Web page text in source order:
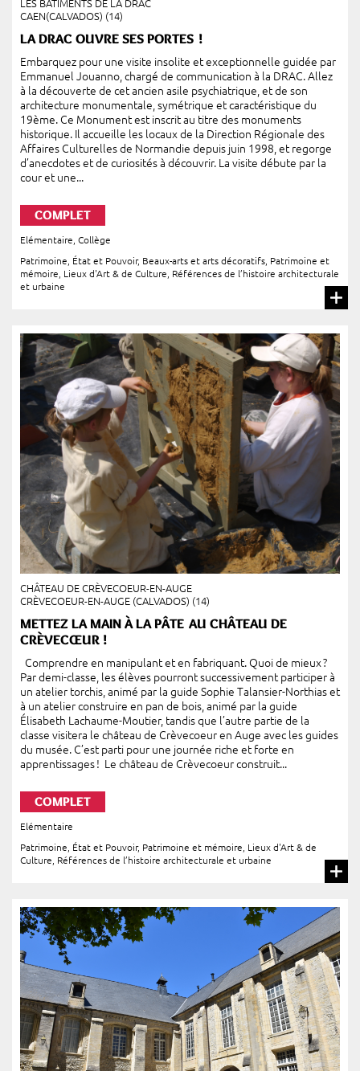
LES BÂTIMENTS DE LA DRAC
CAEN(CALVADOS) (14)
LA DRAC OUVRE SES PORTES !
Embarquez pour une visite insolite et exceptionnelle guidée par
Emmanuel Jouanno, chargé de communication à la DRAC. Allez
à la découverte de cet ancien asile psychiatrique, et de son
architecture monumentale, symétrique et caractéristique du
19ème. Ce Monument est inscrit au titre des monuments
historique. Il accueille les locaux de la Direction Régionale des
Affaires Culturelles de Normandie depuis juin 1998, et regorge
d’anecdotes et de curiosités à découvrir. La visite débute par la
cour et une...
COMPLET
Elémentaire Collège
Patrimoine, État et Pouvoir, Beaux-arts et arts décoratifs Patrimoine et
mémoire
Lieux d'Art & de Culture
Références de l’histoire architecturale
et urbaine
CHÂTEAU DE CRÈVECOEUR-EN-AUGE
CRÈVECOEUR-EN-AUGE (CALVADOS) (14)
METTEZ LA MAIN À LA PÂTE AU CHÂTEAU DE
CRÈVECŒUR !
Comprendre en manipulant et en fabriquant. Quoi de mieux ?
Par demi-classe, les élèves pourront successivement participer à
un atelier torchis, animé par la guide Sophie Talansier-Northias et
à un atelier construire en pan de bois, animé par la guide
Élisabeth Lachaume-Moutier, tandis que l’autre partie de la
classe visitera le château de Crèvecoeur en Auge avec les guides
du musée. C’est parti pour une journée riche et forte en
apprentissages ! Le château de Crèvecoeur construit...
COMPLET
Elémentaire
Patrimoine, État et Pouvoir, Patrimoine et mémoire
Lieux d'Art & de
Culture
Références de l’histoire architecturale et urbaine